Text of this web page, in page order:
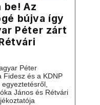
be! Az
bújva így
Péter zárt
Péter
Fidesz és a KDNP
János és Rétvári